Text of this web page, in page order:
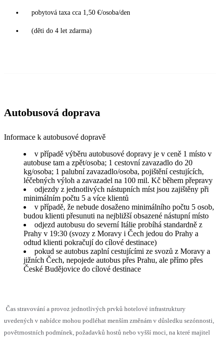
pobytová taxa cca 1,50 €/osoba/den
(děti do 4 let zdarma)
Autobusová doprava
Informace k autobusové dopravě
v případě výběru autobusové dopravy je v ceně 1 místo v
autobuse tam a zpět/osoba; 1 cestovní zavazadlo do 20
kg/osoba; 1 palubní zavazadlo/osoba, pojištění cestujících,
léčebných výloh a zavazadel na 100 mil. Kč během přepravy
odjezdy z jednotlivých nástupních míst jsou zajištěny při
minimálním počtu 5 a více klientů
v případě, že nebude dosaženo minimálního počtu 5 osob,
budou klienti přesunuti na nejbližší obsazené nástupní místo
odjezd autobusu do severní Itálie probíhá standardně z
Prahy v 19:30 (svozy z Moravy i Čech jedou do Prahy a
odtud klienti pokračují do cílové destinace)
pokud se autobus zaplní cestujícími ze svozů z Moravy a
jižních Čech, nepojede autobus přes Prahu, ale přímo přes
České Budějovice do cílové destinace
Čas stravování a provoz jednotlivých prvků hotelové infrastruktury
uvedených v nabídce mohou podléhat menším změnám v důsledku sezónnosti,
povětrnostních podmínek, požadavků hostů nebo vyšší moci, na které majitel